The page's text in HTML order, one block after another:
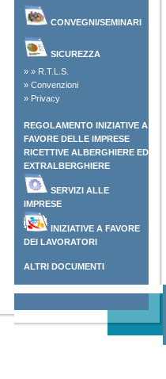
CONVEGNI/SEMINARI
SICUREZZA
» » R.T.L.S.
» Convenzioni
» Privacy
REGOLAMENTO INIZIATIVE A
FAVORE DELLE IMPRESE
RICETTIVE ALBERGHIERE ED
EXTRALBERGHIERE
SERVIZI ALLE
IMPRESE
INIZIATIVE A FAVORE
DEI LAVORATORI
ALTRI DOCUMENTI